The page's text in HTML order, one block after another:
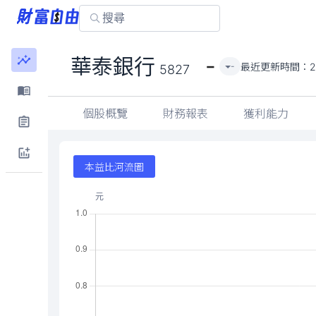
華泰銀行 5827 - - 最近更新時間：
個股概覽 財務報表 獲利能力
本益比河流圖